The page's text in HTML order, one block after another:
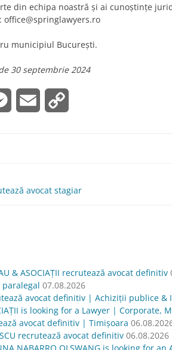
din echipa noastră şi ai cunoştinţe
office@springlawyers.ro
municipiul București.
30 septembrie 2024
Messenger
Email
avocat stagiar
& ASOCIAȚII recrutează avocat definitiv
paralegal 07.08.2026
avocat definitiv | Achiziții publice
is looking for a Lawyer | Corporate,
avocat definitiv | Timișoara
recrutează avocat definitiv 06.08.2026